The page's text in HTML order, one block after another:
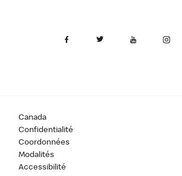
Canada
Confidentialité
Coordonnées
Modalités
Accessibilité